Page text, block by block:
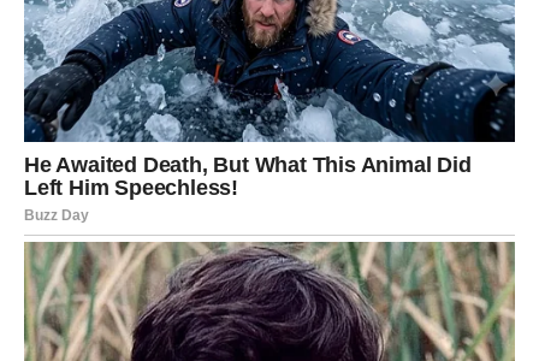
pritiska na određenim dijelovima materijala.
S vremenom ti pritisci mogu dovesti do trajnih nabora i
nepravilnosti na tkanini. Zbog toga je često bolje okačiti
farmerke na vješalicukako bi zadržale prirodan oblik.
Kako spriječiti pojavu talasa
na farmerkama